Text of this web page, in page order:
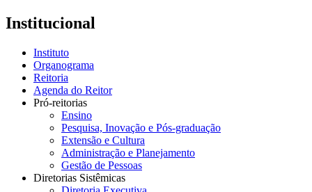
Institucional
Instituto
Organograma
Reitoria
Agenda do Reitor
Pró-reitorias
Ensino
Pesquisa, Inovação e Pós-graduação
Extensão e Cultura
Administração e Planejamento
Gestão de Pessoas
Diretorias Sistêmicas